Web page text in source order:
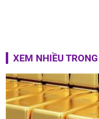
XEM NHIỀU